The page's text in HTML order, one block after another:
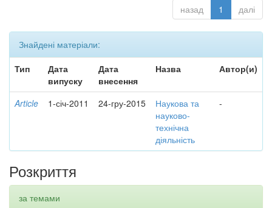
назад 1 далі
Знайдені матеріали:
Тип
Дата
випуску
Дата
внесення
Назва Автор(и)
Article 1-січ-2011 24-гру-2015
Наукова та
науково-
технічна
діяльність
-
Розкриття
за темами